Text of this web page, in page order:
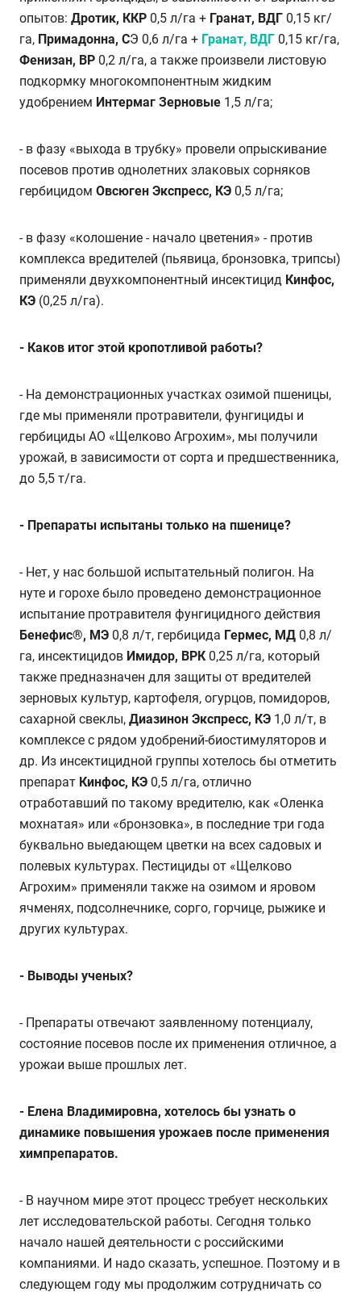
опытов: Дротик, ККР 0,5 л/га + Гранат, ВДГ 0,15 кг/
га, Примадонна, СЭ 0,6 л/га + Гранат, ВДГ 0,15 кг/га,
Фенизан, ВР 0,2 л/га, а также произвели листовую
подкормку многокомпонентным жидким
удобрением Интермаг Зерновые 1,5 л/га;
- в фазу «выхода в трубку» провели опрыскивание
посевов против однолетних злаковых сорняков
гербицидом Овсюген Экспресс, КЭ 0,5 л/га;
- в фазу «колошение - начало цветения» - против
комплекса вредителей (пьявица, бронзовка, трипсы)
применяли двухкомпонентный инсектицид Кинфос,
КЭ (0,25 л/га).
- Каков итог этой кропотливой работы?
- На демонстрационных участках озимой пшеницы,
где мы применяли протравители, фунгициды и
гербициды АО «Щелково Агрохим», мы получили
урожай, в зависимости от сорта и предшественника,
до 5,5 т/га.
- Препараты испытаны только на пшенице?
- Нет, у нас большой испытательный полигон. На
нуте и горохе было проведено демонстрационное
испытание протравителя фунгицидного действия
Бенефис®, МЭ 0,8 л/т, гербицида Гермес, МД 0,8 л/
га, инсектицидов Имидор, ВРК0,25 л/га, который
также предназначен для защиты от вредителей
зерновых культур, картофеля, огурцов, помидоров,
сахарной свеклы, Диазинон Экспресс, КЭ 1,0 л/т, в
комплексе с рядом удобрений-биостимуляторов и
др. Из инсектицидной группы хотелось бы отметить
препарат Кинфос, КЭ 0,5 л/га, отлично
отработавший по такому вредителю, как «Оленка
мохнатая» или «бронзовка», в последние три года
буквально выедающем цветки на всех садовых и
полевых культурах. Пестициды от «Щелково
Агрохим» применяли также на озимом и яровом
ячменях, подсолнечнике, сорго, горчице, рыжике и
других культурах.
- Выводы ученых?
- Препараты отвечают заявленному потенциалу,
состояние посевов после их применения отличное, а
урожаи выше прошлых лет.
- Елена Владимировна, хотелось бы узнать о
динамике повышения урожаев после применения
химпрепаратов.
- В научном мире этот процесс требует нескольких
лет исследовательской работы. Сегодня только
начало нашей деятельности с российскими
компаниями. И надо сказать, успешное. Поэтому и в
следующем году мы продолжим сотрудничать со